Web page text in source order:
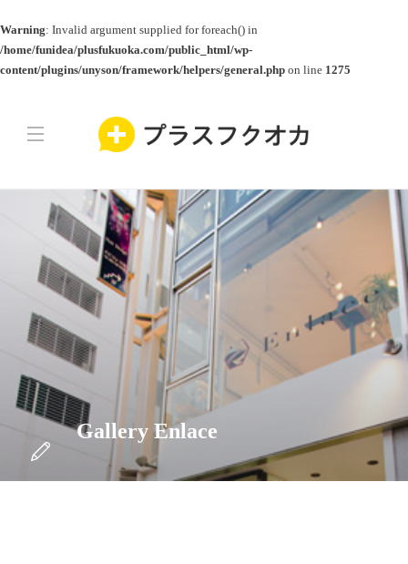
Warning: Invalid argument supplied for foreach() in
/home/funidea/plusfukuoka.com/public_html/wp-
content/plugins/unyson/framework/helpers/general.php on line 1275
Gallery Enlace